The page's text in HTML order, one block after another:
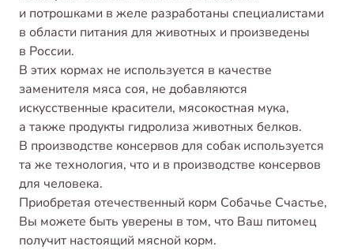
и потрошками в желе разработаны специалистами
в области питания для животных и произведены
в России.
В этих кормах не используется в качестве
заменителя мяса соя, не добавляются
искусственные красители, мясокостная мука,
а также продукты гидролиза животных белков.
В производстве консервов для собак используется
та же технология, что и в производстве консервов
для человека.
Приобретая отечественный корм Собачье Счастье,
Вы можете быть уверены в том, что Ваш питомец
получит настоящий мясной корм.